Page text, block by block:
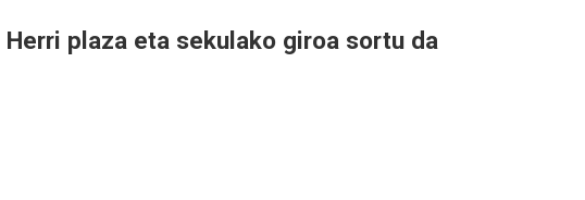
plaza eta sekulako giroa sortu da